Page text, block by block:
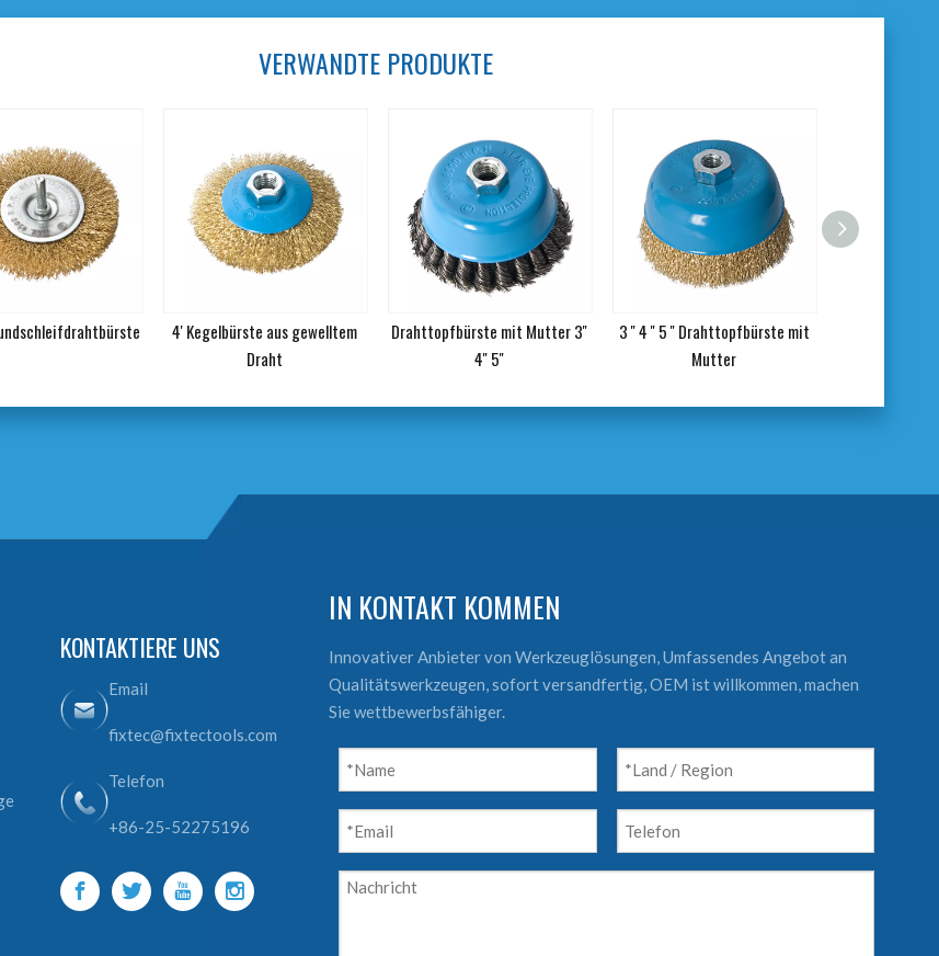
VERWANDTE PRODUKTE
4' Kegelbürste aus gewelltem
Draht
Drahttopfbürste mit Mutter 3''
4'' 5''
3 '' 4 '' 5 '' Drahttopfbürste mit
Mutter
KONTAKTIERE UNS
Email
fixtec@fixtectools.com
Telefon
+86-25-52275196
IN KONTAKT KOMMEN
Innovativer Anbieter von Werkzeuglösungen, Umfassendes Angebot an
Qualitätswerkzeugen, sofort versandfertig, OEM ist willkommen, machen
Sie wettbewerbsfähiger.